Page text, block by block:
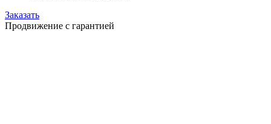
Заказать
Продвижение с гарантией